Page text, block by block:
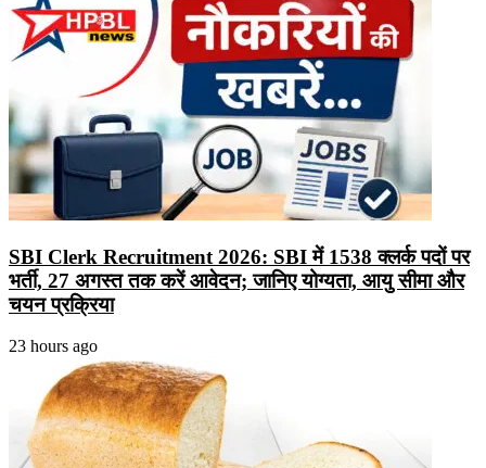
SBI Clerk Recruitment 2026: SBI में 1538 क्लर्क पदों पर
भर्ती, 27 अगस्त तक करें आवेदन; जानिए योग्यता, आयु सीमा और
चयन प्रक्रिया
23 hours ago